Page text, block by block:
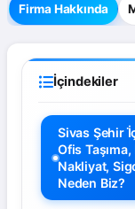
Firma Hakkında
İçindekiler
Sivas Şehir
Ofis
Nakliyat,
Neden Biz?